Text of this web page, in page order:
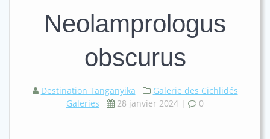
Neolamprologus
obscurus
Destination Tanganyika
Galerie des Cichlidés
Galeries
28 janvier 2024 | 0